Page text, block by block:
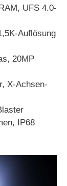
UFS 4.0-
Auflösung
20MP
X-Achsen-
IP68